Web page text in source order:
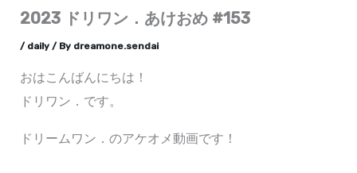
2023 ドリワン．あけおめ #153
/ daily / By dreamone.sendai
おはこんばんにちは！
ドリワン．です。
ドリームワン．のアケオメ動画です！